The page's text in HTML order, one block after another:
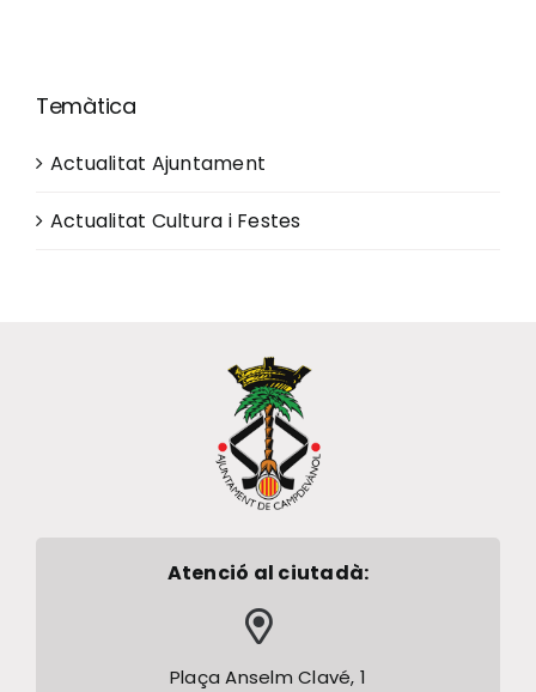
Municipi
Temàtica
Actualitat Ajuntament
Actualitat Cultura i Festes
Atenció al ciutadà:
Plaça Anselm Clavé, 1